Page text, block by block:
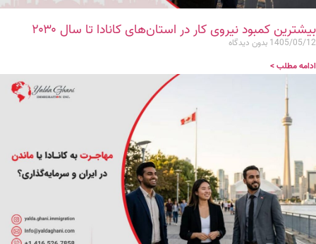
بیشترین کمبود نیروی کار در استان‌های کانادا تا سال ۲۰۳۰
1405/05/12 بدون دیدگاه
ادامه مطلب >